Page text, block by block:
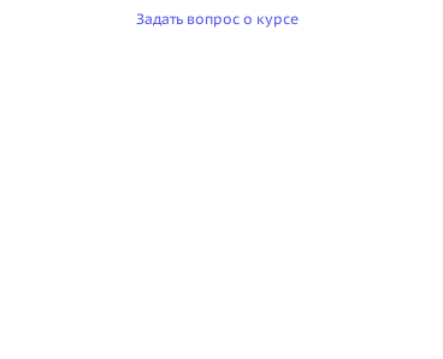
Задать вопрос о курсе